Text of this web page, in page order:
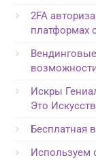
2FA
платформах
Искры
Это
Бесплатная
Используем